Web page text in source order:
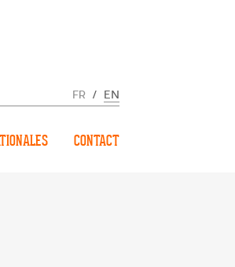
FR / EN
CONTACT